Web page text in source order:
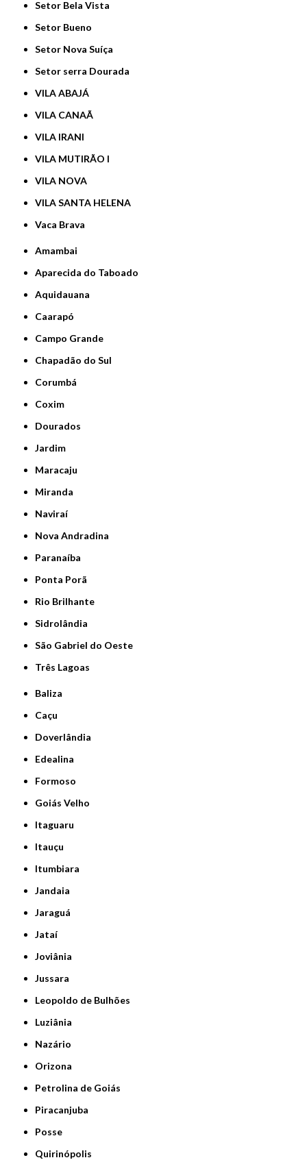
Setor Bela Vista
Setor Bueno
Setor Nova Suíça
Setor serra Dourada
VILA ABAJÁ
VILA CANAÃ
VILA IRANI
VILA MUTIRÃO I
VILA NOVA
VILA SANTA HELENA
Vaca Brava
Amambai
Aparecida do Taboado
Aquidauana
Caarapó
Campo Grande
Chapadão do Sul
Corumbá
Coxim
Dourados
Jardim
Maracaju
Miranda
Naviraí
Nova Andradina
Paranaíba
Ponta Porã
Rio Brilhante
Sidrolândia
São Gabriel do Oeste
Três Lagoas
Baliza
Caçu
Doverlândia
Edealina
Formoso
Goiás Velho
Itaguaru
Itauçu
Itumbiara
Jandaia
Jaraguá
Jataí
Joviânia
Jussara
Leopoldo de Bulhões
Luziânia
Nazário
Orizona
Petrolina de Goiás
Piracanjuba
Posse
Quirinópolis